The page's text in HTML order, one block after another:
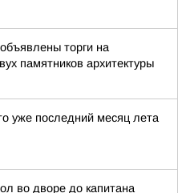
торги на
памятников архитектуры
уже последний месяц лета
во дворе до капитана